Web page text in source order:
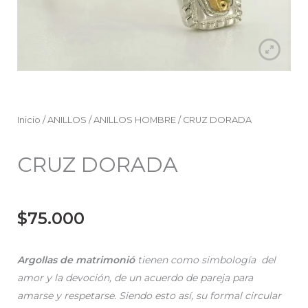
Inicio / ANILLOS / ANILLOS HOMBRE / CRUZ DORADA
CRUZ DORADA
$75.000
Argollas de matrimoniótienen como simbología del
amor y la devoción, de un acuerdo de pareja para
amarse y respetarse. Siendo esto así, su formal circular